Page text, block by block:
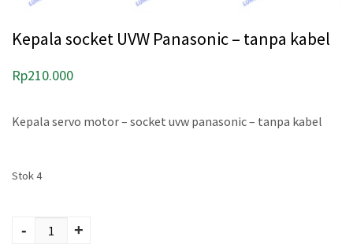
Kepala socket UVW Panasonic – tanpa kabel
Rp210.000
Kepala servo motor – socket uvw panasonic – tanpa kabel
Stok 4
socket UVW
- +